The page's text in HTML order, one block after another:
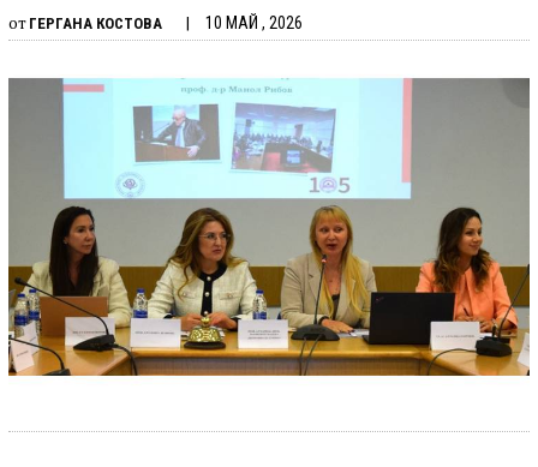
от ГЕРГАНА КОСТОВА 10 МАЙ , 2026